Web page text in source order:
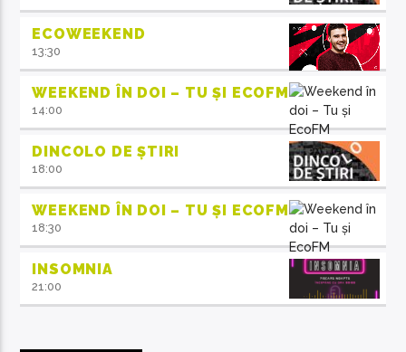
ECOWEEKEND
13:30
WEEKEND ÎN DOI – TU ȘI ECOFM
14:00
DINCOLO DE ȘTIRI
18:00
WEEKEND ÎN DOI – TU ȘI ECOFM
18:30
INSOMNIA
21:00